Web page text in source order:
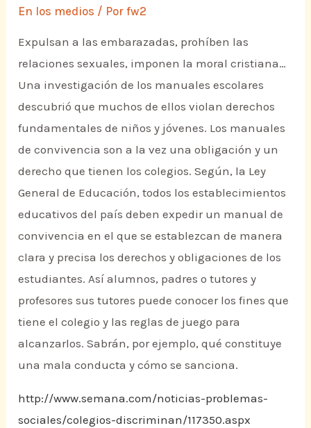
En los medios / Porfw2
Expulsan a las embarazadas, prohíben las
relaciones sexuales, imponen la moral cristiana…
Una investigación de los manuales escolares
descubrió que muchos de ellos violan derechos
fundamentales de niños y jóvenes. Los manuales
de convivencia son a la vez una obligación y un
derecho que tienen los colegios. Según, la Ley
General de Educación, todos los establecimientos
educativos del país deben expedir un manual de
convivencia en el que se establezcan de manera
clara y precisa los derechos y obligaciones de los
estudiantes. Así alumnos, padres o tutores y
profesores sus tutores puede conocer los fines que
tiene el colegio y las reglas de juego para
alcanzarlos. Sabrán, por ejemplo, qué constituye
una mala conducta y cómo se sanciona.
http://www.semana.com/noticias-problemas-
sociales/colegios-discriminan/117350.aspx